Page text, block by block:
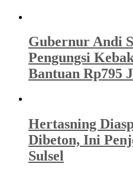
Gubernur Andi
Pengungsi
Bantuan Rp795
Hertasning
Dibeton, Ini
Sulsel